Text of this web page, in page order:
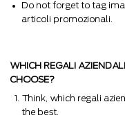
Do not forget to tag
articoli promozionali.
WHICH REGALI
CHOOSE?
Think, which regali
the best.